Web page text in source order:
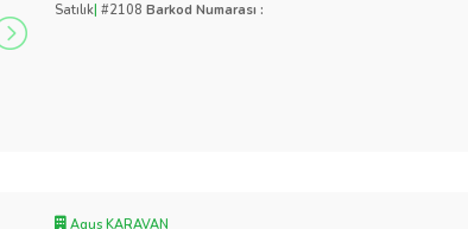
Satılık| #2108Barkod Numarası :
Agus KARAVAN